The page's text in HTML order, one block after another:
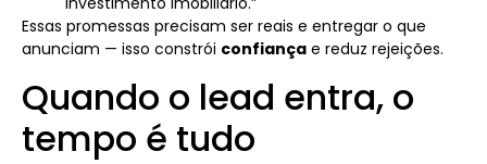
Essas promessas precisam ser reais e entregar o que
anunciam — isso constrói confiança e reduz rejeições.
Quando o lead entra, o
tempo é tudo